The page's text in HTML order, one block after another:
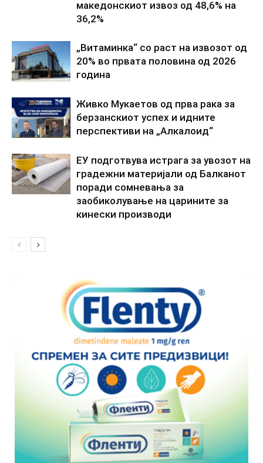
македонскиот извоз од 48,6% на
36,2%
„Витаминка“ со раст на извозот од
20% во првата половина од 2026
година
Живко Мукаетов од прва рака за
берзанскиот успех и идните
перспективи на „Алкалоид“
ЕУ подготвува истрага за увозот на
градежни материјали од Балканот
поради сомневања за
заобиколување на царините за
кинески производи